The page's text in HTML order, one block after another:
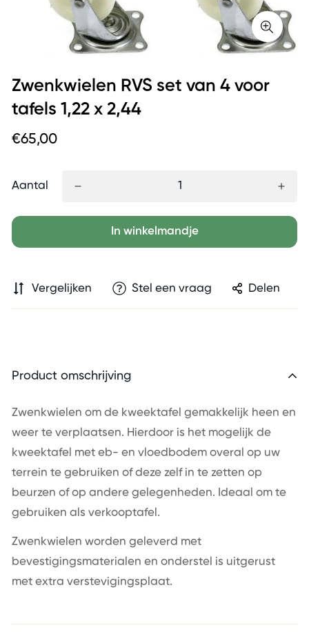
Zwenkwielen RVS set van 4 voor
tafels 1,22 x 2,44
€65,00
Aantal
In winkelmandje
Vergelijken Stel een vraag Delen
Product omschrijving
Zwenkwielen om de kweektafel gemakkelijk heen en
weer te verplaatsen. Hierdoor is het mogelijk de
kweektafel met eb- en vloedbodem overal op uw
terrein te gebruiken of deze zelf in te zetten op
beurzen of op andere gelegenheden. Ideaal om te
gebruiken als verkooptafel.
Zwenkwielen worden geleverd met
bevestigingsmaterialen en onderstel is uitgerust
met extra verstevigingsplaat.